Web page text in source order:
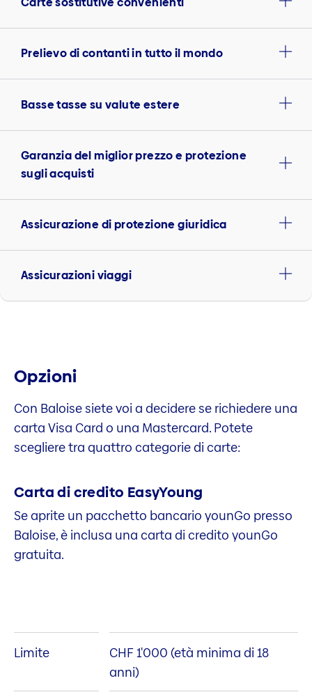
Prelievo di contanti in tutto il mondo
Basse tasse su valute estere
Garanzia del miglior prezzo e protezione
sugli acquisti
Assicurazione di protezione giuridica
Assicurazioni viaggi
Opzioni
Con Baloise siete voi a decidere se richiedere una
carta Visa Card o una Mastercard. Potete
scegliere tra quattro categorie di carte:
Carta di credito EasyYoung
Se aprite un pacchetto bancario younGo presso
Baloise, è inclusa una carta di credito younGo
gratuita.
Limite
CHF 1'000 (età minima di 18
anni)